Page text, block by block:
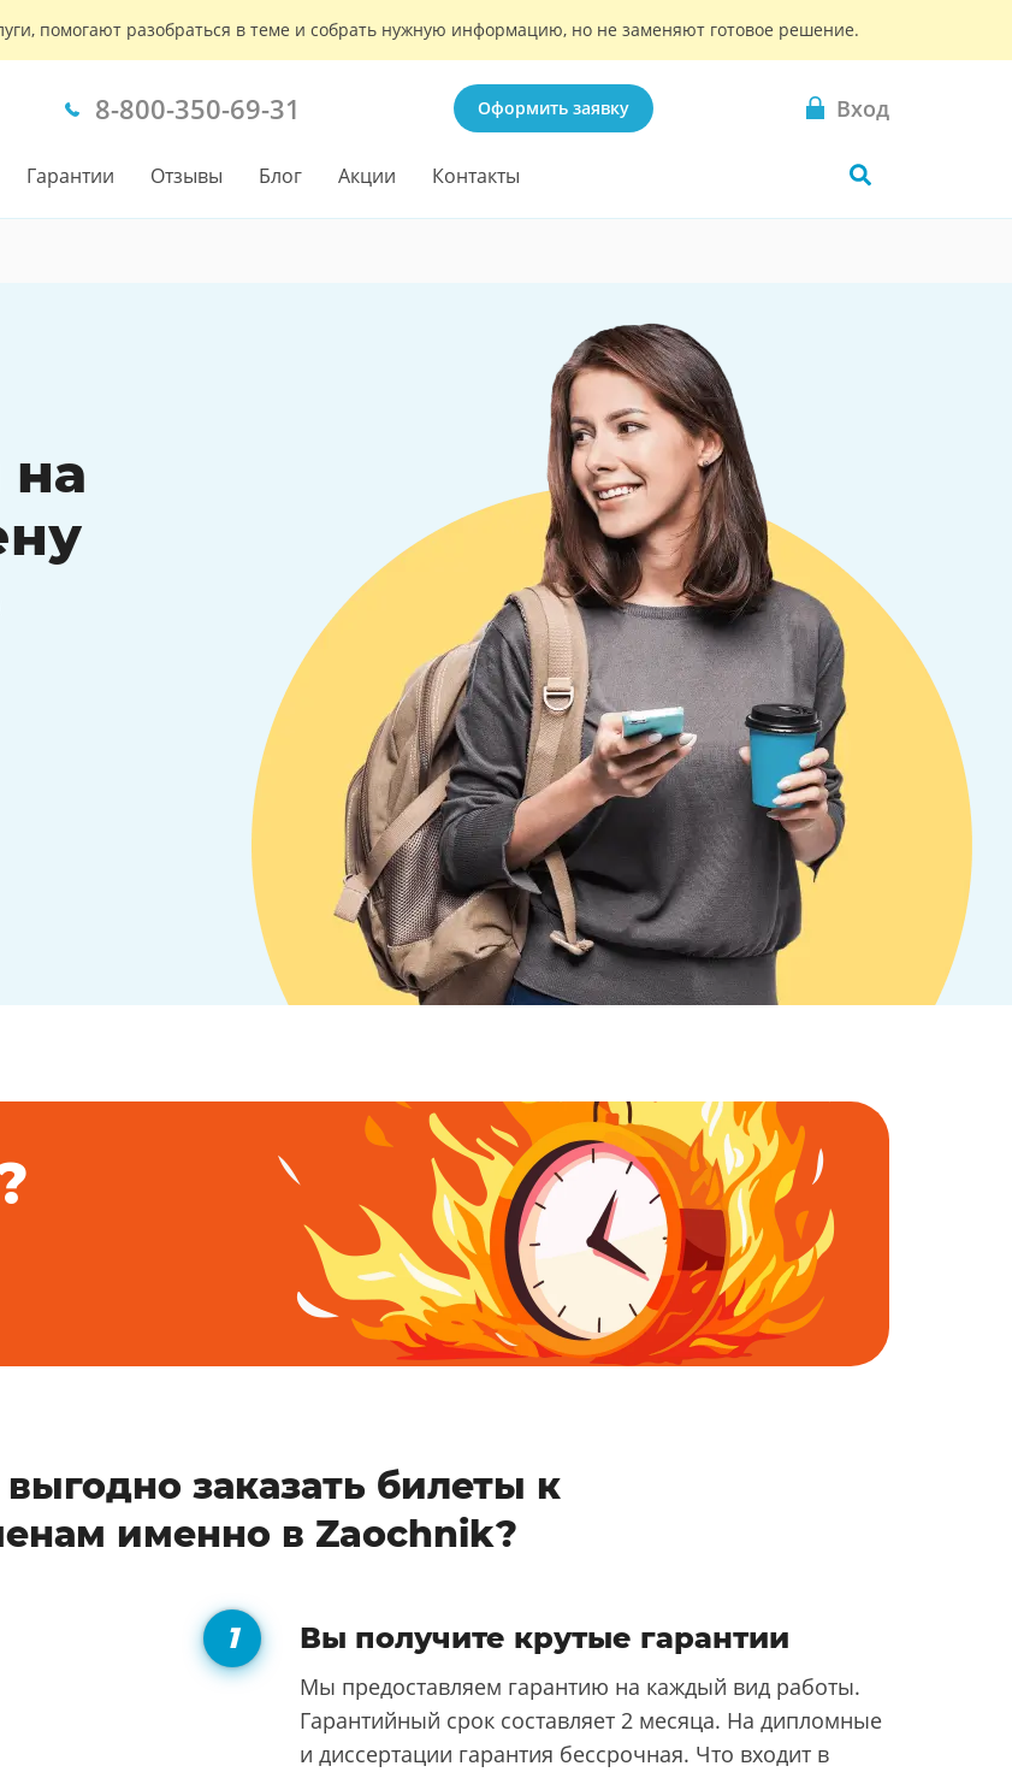
помогают разобраться в теме и собрать нужную информацию, но не заменяют готовое решение.
8-800-350-69-31 Оформить заявку Вход
Гарантии Отзывы Блог Акции Контакты
на
заказать билеты к
именно в Zaochnik?
Вы получите крутые гарантии
Мы предоставляем гарантию на каждый вид работы.
Гарантийный срок составляет 2 месяца. На дипломные
и диссертации гарантия бессрочная. Что входит в